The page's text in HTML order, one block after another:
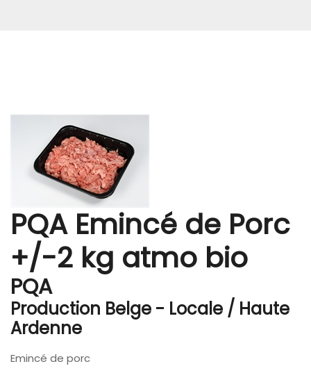
PQA Emincé de Porc
+/-2 kg atmo bio
PQA
Production Belge - Locale / Haute
Ardenne
Emincé de porc